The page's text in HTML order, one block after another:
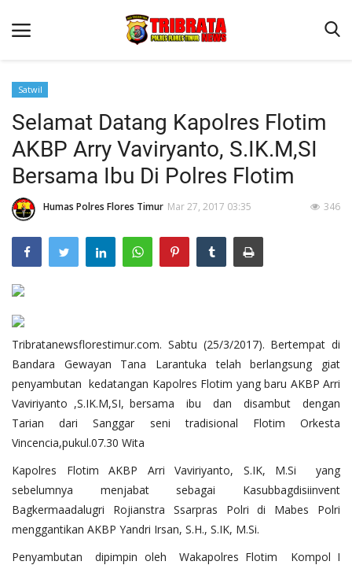
Beranda
Terms & Conditions
Binkam
Reskrim
Lantas
Mitra Polisi
Jurnal Kamtibmas
Giat Ops
Satwil
Selamat Datang Kapolres Flotim
AKBP Arry Vaviryanto, S.IK.M,SI
Bersama Ibu Di Polres Flotim
Humas Polres Flores Timur Mar 27, 2017 03:35 346
Tribratanewsflorestimur.com. Sabtu (25/3/2017). Bertempat di
Bandara Gewayan Tana Larantuka telah berlangsung giat
penyambutan kedatangan Kapolres Flotim yang baru AKBP Arri
Vaviriyanto ,S.IK.M,SI, bersama ibu dan disambut dengan
Tarian dari Sanggar seni tradisional Flotim Orkesta
Vincencia,pukul.07.30 Wita
Kapolres Flotim AKBP Arri Vaviriyanto, S.IK, M.Si yang
sebelumnya menjabat sebagai Kasubbagdisiinvent
Bagkermaadalugri Rojianstra Ssarpras Polri di Mabes Polri
menggantikan AKBP Yandri Irsan, S.H., S.IK, M.Si.
Penyambutan dipimpin oleh Wakapolres Flotim Kompol I